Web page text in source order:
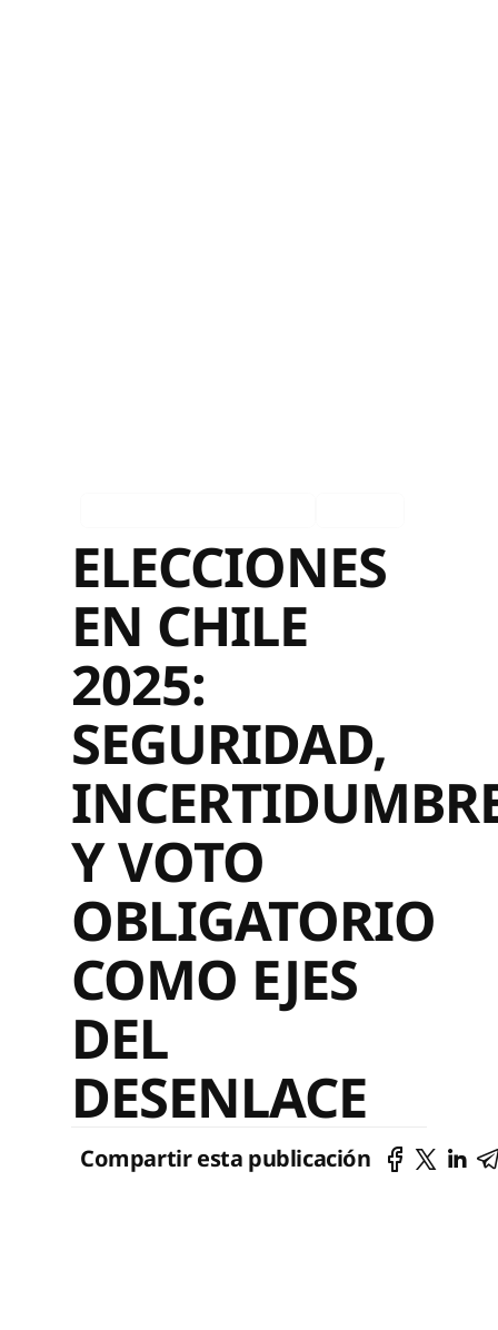
ELECCIONES
EN CHILE
2025:
SEGURIDAD,
Y VOTO
OBLIGATORIO
COMO EJES
DEL
DESENLACE
Compartir esta publicación